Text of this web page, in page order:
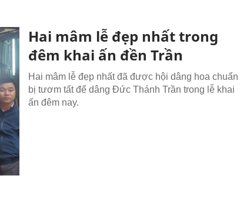
Hai mâm lễ đẹp nhất trong
đêm khai ấn đền Trần
Hai mâm lễ đẹp nhất đã được hội dâng hoa chuẩn
bị tươm tất để dâng Đức Thánh Trần trong lễ khai
ấn đêm nay.